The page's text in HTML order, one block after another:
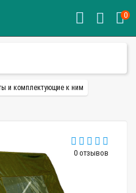
0
и комплектующие к ним
0 отзывов